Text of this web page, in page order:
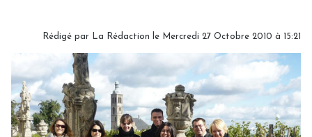
Rédigé par La Rédaction le Mercredi 27 Octobre 2010 à 15:21